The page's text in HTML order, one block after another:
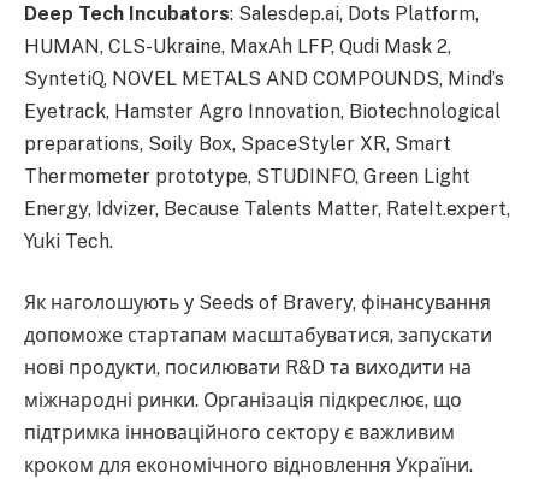
Deep Tech Incubators: Salesdep.ai, Dots Platform,
HUMAN, CLS-Ukraine, MaxAh LFP, Qudi Mask 2,
SyntetiQ, NOVEL METALS AND COMPOUNDS, Mind’s
Eyetrack, Hamster Agro Innovation, Biotechnological
preparations, Soily Box, SpaceStyler XR, Smart
Thermometer prototype, STUDINFO, Green Light
Energy, Idvizer, Because Talents Matter, RateIt.expert,
Yuki Tech.
Як наголошують у Seeds of Bravery, фінансування
допоможе стартапам масштабуватися, запускати
нові продукти, посилювати R&D та виходити на
міжнародні ринки. Організація підкреслює, що
підтримка інноваційного сектору є важливим
кроком для економічного відновлення України.